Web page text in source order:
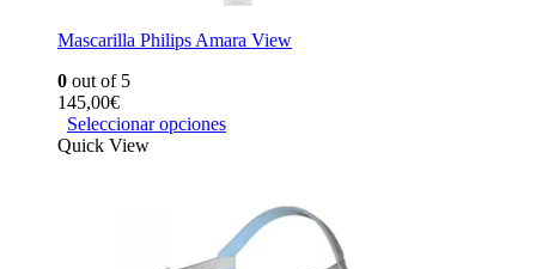
Mascarilla Philips Amara View
0 out of 5
145,00€
Seleccionar opciones
Quick View